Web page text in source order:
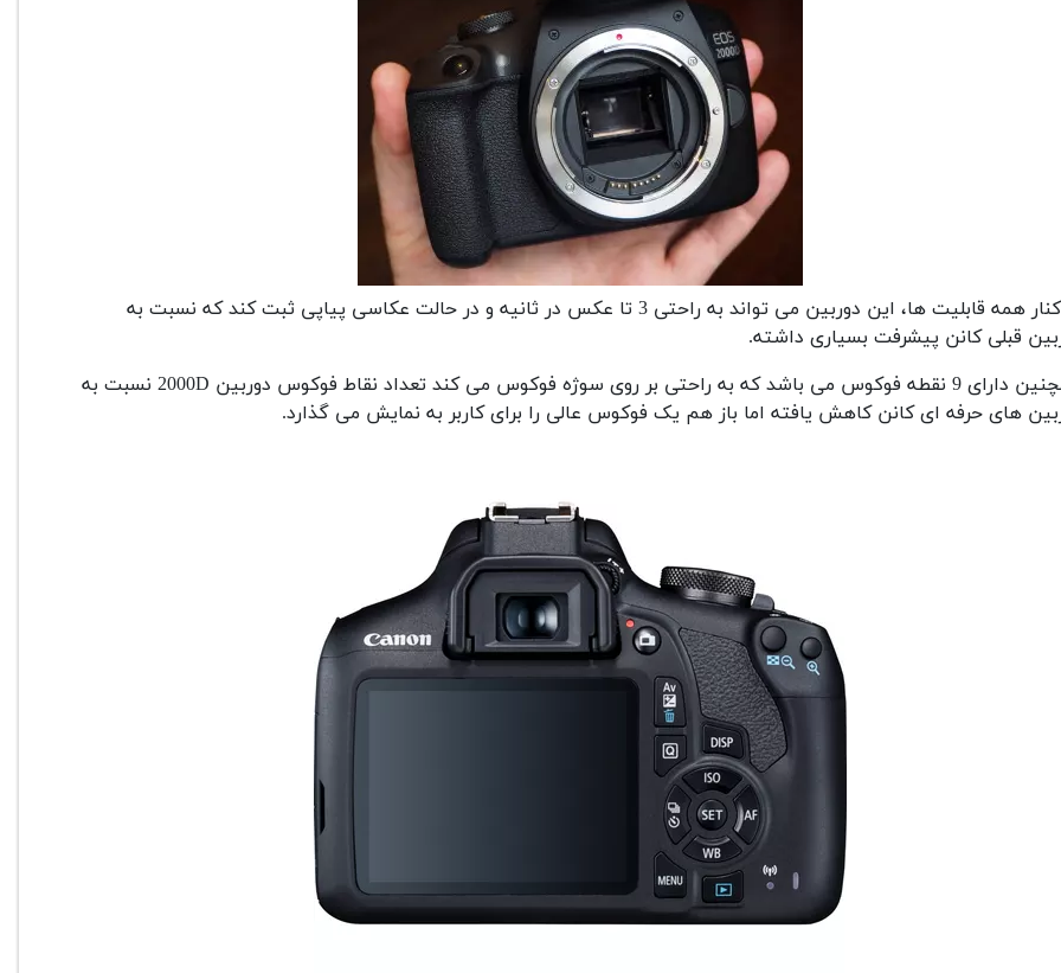
در کنار همه قابلیت ها، این دوربین می تواند به راحتی 3 تا عکس در ثانیه و در حالت عکاسی پیاپی ثبت کند که نسبت به
قبلی کانن پیشرفت بسیاری داشته.
دارای 9 نقطه فوکوس می باشد که به راحتی بر روی سوژه فوکوس می کند تعداد نقاط فوکوس دوربین 2000D نسبت به
های حرفه ای کانن کاهش یافته اما باز هم یک فوکوس عالی را برای کاربر به نمایش می گذارد.